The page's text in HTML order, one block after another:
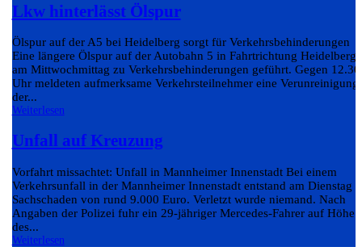
Lkw hinterlässt Ölspur
Ölspur auf der A5 bei Heidelberg sorgt für Verkehrsbehinderungen
Eine längere Ölspur auf der Autobahn 5 in Fahrtrichtung Heidelberg
am Mittwochmittag zu Verkehrsbehinderungen geführt. Gegen 12.30
Uhr meldeten aufmerksame Verkehrsteilnehmer eine Verunreinigung
der...
Weiterlesen
Unfall auf Kreuzung
Vorfahrt missachtet: Unfall in Mannheimer Innenstadt Bei einem
Verkehrsunfall in der Mannheimer Innenstadt entstand am Dienstag
Sachschaden von rund 9.000 Euro. Verletzt wurde niemand. Nach
Angaben der Polizei fuhr ein 29-jähriger Mercedes-Fahrer auf Höhe
des...
Weiterlesen